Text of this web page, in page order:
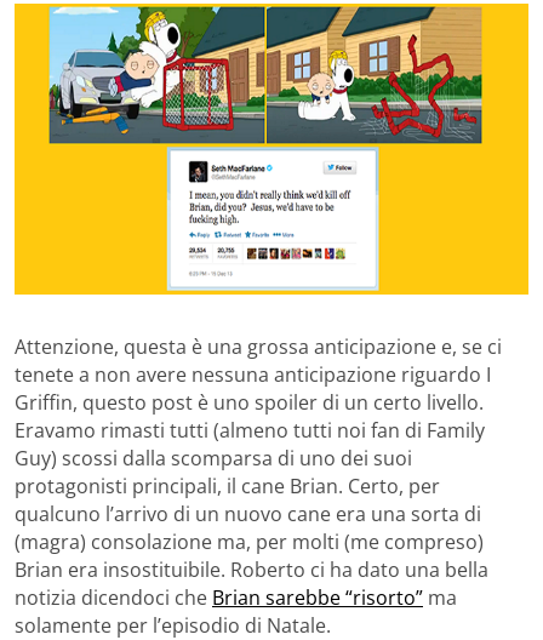
Attenzione, questa è una grossa anticipazione e, se ci
tenete a non avere nessuna anticipazione riguardo I
Griffin, questo post è uno spoiler di un certo livello.
Eravamo rimasti tutti (almeno tutti noi fan di Family
Guy) scossi dalla scomparsa di uno dei suoi
protagonisti principali, il cane Brian. Certo, per
qualcuno l’arrivo di un nuovo cane era una sorta di
(magra) consolazione ma, per molti (me compreso)
Brian era insostituibile. Roberto ci ha dato una bella
notizia dicendoci che Brian sarebbe “risorto” ma
solamente per l’episodio di Natale.